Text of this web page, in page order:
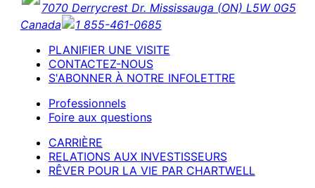
7070 Derrycrest Dr. Mississauga (ON) L5W 0G5
Canada
1 855-461-0685
PLANIFIER UNE VISITE
CONTACTEZ-NOUS
S'ABONNER À NOTRE INFOLETTRE
Professionnels
Foire aux questions
CARRIÈRE
RELATIONS AUX INVESTISSEURS
RÊVER POUR LA VIE PAR CHARTWELL